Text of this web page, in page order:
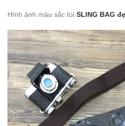
Hình ảnh màu sắc túi SLING BAG